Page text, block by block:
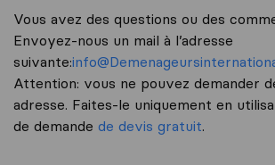
Vous avez des questions ou des
Envoyez-nous un mail à l’adresse
suivante:
Attention: vous ne pouvez demander
adresse. Faites-le uniquement en
de demande de devis gratuit.